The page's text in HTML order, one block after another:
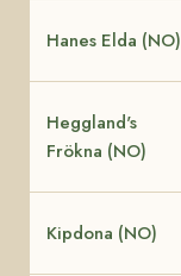
Hanes Elda (NO)
Heggland's
Frökna (NO)
Kipdona (NO)